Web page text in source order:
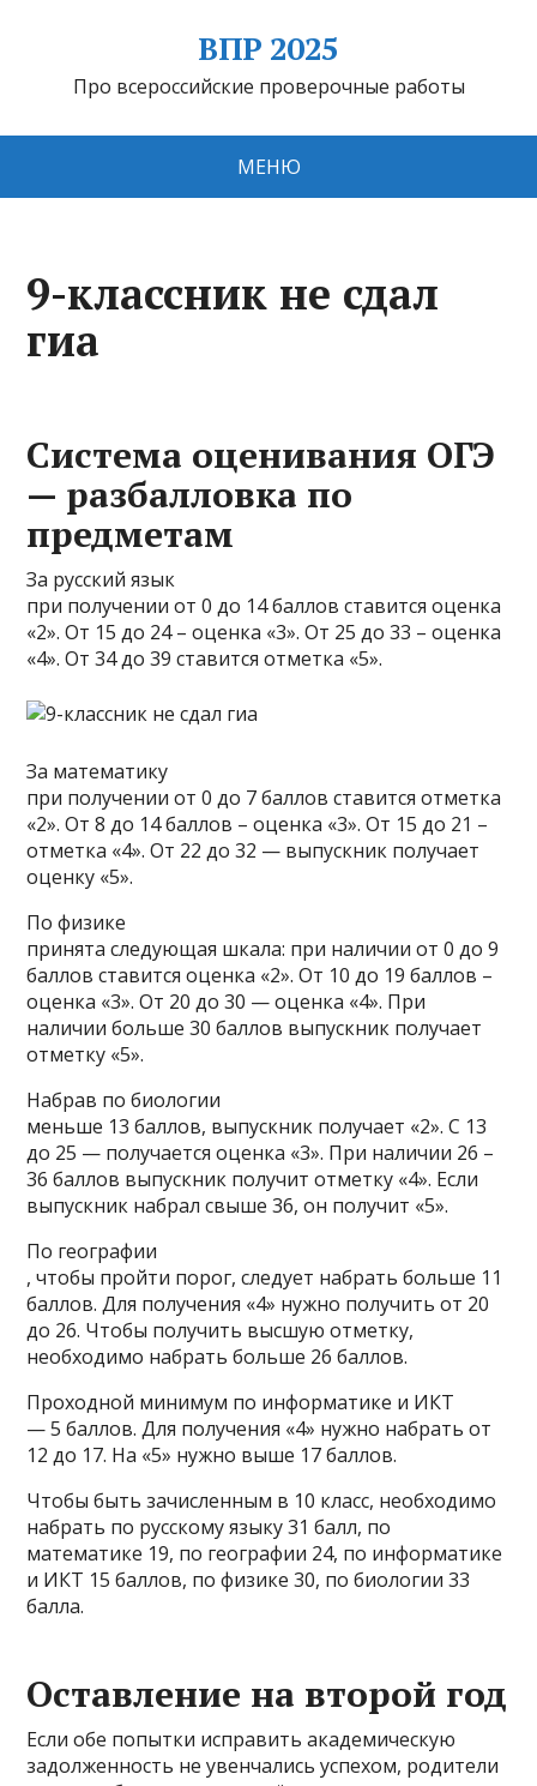
ВПР 2025
Про всероссийские проверочные работы
МЕНЮ
9-классник не сдал
гиа
Система оценивания ОГЭ
— разбалловка по
предметам
За русский язык
при получении от 0 до 14 баллов ставится оценка
«2». От 15 до 24 – оценка «3». От 25 до 33 – оценка
«4». От 34 до 39 ставится отметка «5».
За математику
при получении от 0 до 7 баллов ставится отметка
«2». От 8 до 14 баллов – оценка «3». От 15 до 21 –
отметка «4». От 22 до 32 — выпускник получает
оценку «5».
По физике
принята следующая шкала: при наличии от 0 до 9
баллов ставится оценка «2». От 10 до 19 баллов –
оценка «3». От 20 до 30 — оценка «4». При
наличии больше 30 баллов выпускник получает
отметку «5».
Набрав по биологии
меньше 13 баллов, выпускник получает «2». С 13
до 25 — получается оценка «3». При наличии 26 –
36 баллов выпускник получит отметку «4». Если
выпускник набрал свыше 36, он получит «5».
По географии
, чтобы пройти порог, следует набрать больше 11
баллов. Для получения «4» нужно получить от 20
до 26. Чтобы получить высшую отметку,
необходимо набрать больше 26 баллов.
Проходной минимум по информатике и ИКТ
— 5 баллов. Для получения «4» нужно набрать от
12 до 17. На «5» нужно выше 17 баллов.
Чтобы быть зачисленным в 10 класс, необходимо
набрать по русскому языку 31 балл, по
математике 19, по географии 24, по информатике
и ИКТ 15 баллов, по физике 30, по биологии 33
балла.
Оставление на второй год
Если обе попытки исправить академическую
задолженность не увенчались успехом, родители